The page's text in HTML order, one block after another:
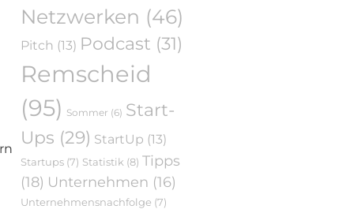
Netzwerken (46)
Pitch (13) Podcast (31)
Remscheid
(95) Sommer (6) Start-
Ups (29) StartUp (13)
Startups (7) Statistik (8) Tipps
(18) Unternehmen (16)
Unternehmensnachfolge (7)